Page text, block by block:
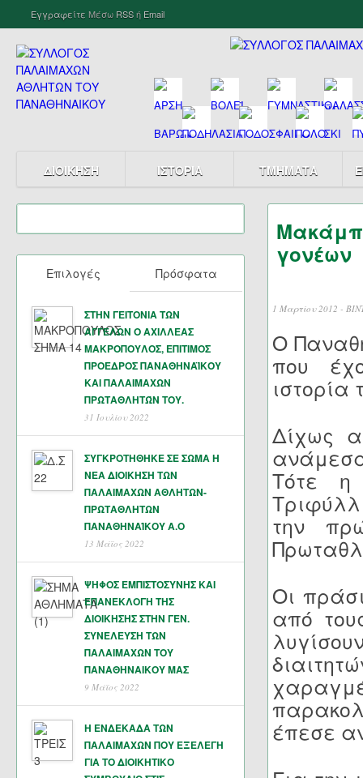
Εγγραφείτε Μέσω RSSή Email
ΔΙΟΙΚΗΣΗ ΙΣΤΟΡΙΑ ΤΜΗΜΑΤΑ
Επιλογές Πρόσφατα
ΣΤΗΝ ΓΕΙΤΟΝΙΑ ΤΩΝ
ΑΓΓΕΛΩΝ Ο ΑΧΙΛΛΕΑΣ
ΜΑΚΡΟΠΟΥΛΟΣ, ΕΠΙΤΙΜΟΣ
ΠΡΟΕΔΡΟΣ ΠΑΝΑΘΗΝΑΪΚΟΥ
ΚΑΙ ΠΑΛΑΙΜΑΧΩΝ
ΠΡΩΤΑΘΛΗΤΏΝ ΤΟΥ.
31 Ιουλίου 2022
ΣΥΓΚΡΟΤΗΘΗΚΕ ΣΕ ΣΩΜΑ Η
ΝΕΑ ΔΙΟΙΚΗΣΗ ΤΩΝ
ΠΑΛΑΙΜΑΧΩΝ ΑΘΛΗΤΩΝ-
ΠΡΩΤΑΘΛΗΤΩΝ
ΠΑΝΑΘΗΝΑΊΚΟΥ Α.Ο
13 Μάϊος 2022
ΨΗΦΟΣ ΕΜΠΙΣΤΟΣΥΝΗΣ ΚΑΙ
ΕΠΑΝΕΚΛΟΓΗ ΤΗΣ
ΔΙΟΙΚΗΣΗΣ ΣΤΗΝ ΓΕΝ.
ΣΥΝΕΛΕΥΣΗ ΤΩΝ
ΠΑΛΑΙΜΑΧΩΝ ΤΟΥ
ΠΑΝΑΘΗΝΑΙΚΟΥ ΜΑΣ
9 Μάϊος 2022
Η ΕΝΔΕΚΑΔΑ ΤΩΝ
ΠΑΛΑΙΜΑΧΩΝ ΠΟΥ ΕΞΕΛΕΓΗ
ΓΙΑ ΤΟ ΔΙΟΙΚΗΤΙΚΟ
γονέων
1 Μαρτίου 2012 -
Ο
που
ιστορία
Δίχως
Τότε η
την
Οι
από
έπεσε